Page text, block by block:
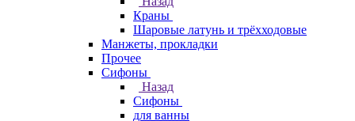
Краны
Шаровые латунь и трёхходовые
Манжеты, прокладки
Прочее
Сифоны
Назад
Сифоны
для ванны